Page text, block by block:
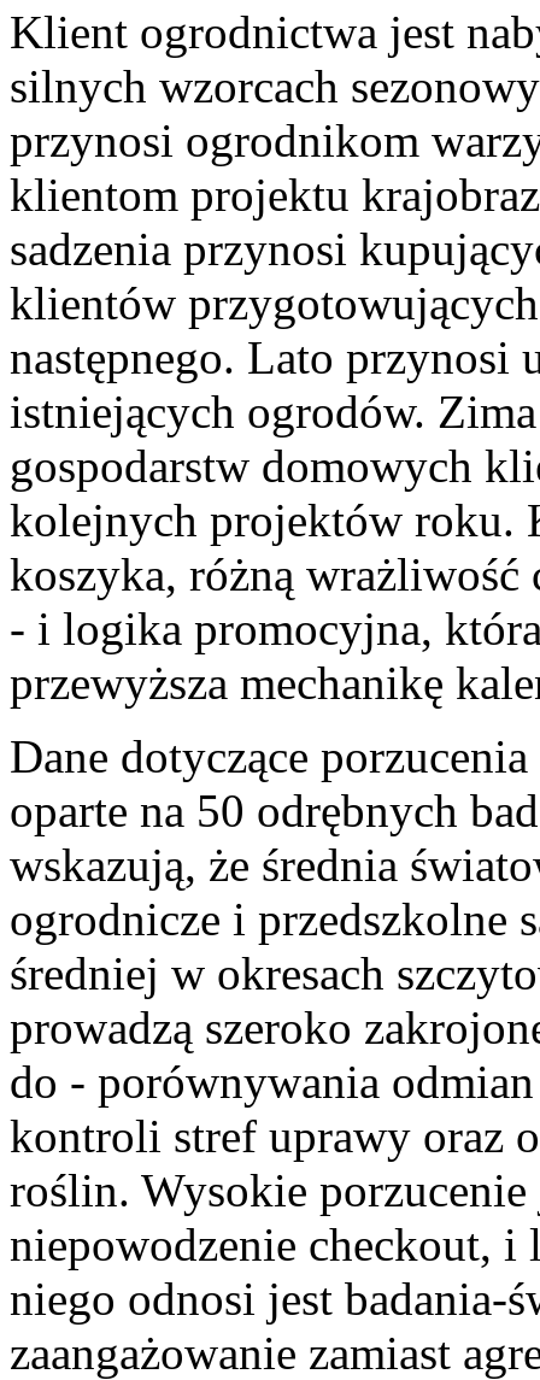
Klient ogrodnictwa jest
silnych wzorcach
przynosi ogrodnikom
klientom projektu
sadzenia przynosi
klientów
następnego. Lato przynosi
istniejących ogrodów.
gospodarstw domowych
kolejnych projektów roku.
koszyka, różną
- i logika promocyjna,
przewyższa mechanikę
Dane dotyczące
oparte na 50 odrębnych
wskazują, że średnia
ogrodnicze i przedszkolne
średniej w okresach
prowadzą szeroko
do - porównywania
kontroli stref uprawy oraz
roślin. Wysokie porzucenie
niepowodzenie checkout,
niego odnosi jest badania-
zaangażowanie zamiast